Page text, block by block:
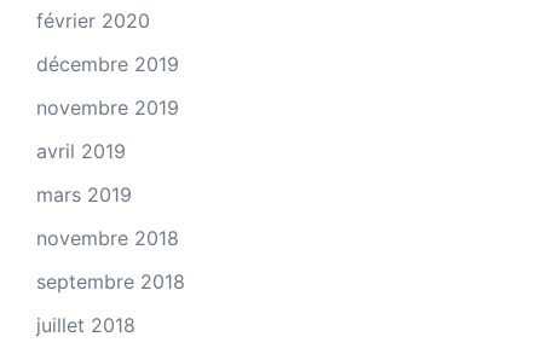
février 2020
décembre 2019
novembre 2019
avril 2019
mars 2019
novembre 2018
septembre 2018
juillet 2018